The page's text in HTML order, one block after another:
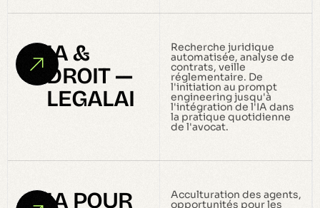
IA &
DROIT —
LEGALAI
Recherche juridique
automatisée, analyse de
contrats, veille
réglementaire. De
l'initiation au prompt
engineering jusqu'à
l'intégration de l'IA dans
la pratique quotidienne
de l'avocat.
IA POUR
Acculturation des agents,
opportunités pour les